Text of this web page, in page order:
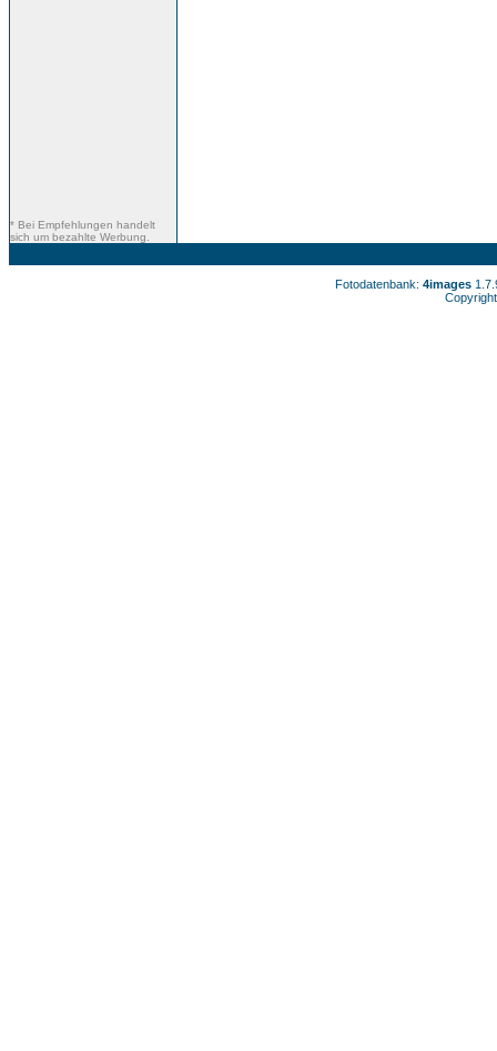
* Bei Empfehlungen handelt
sich um bezahlte Werbung.
Fotodatenbank: 4images